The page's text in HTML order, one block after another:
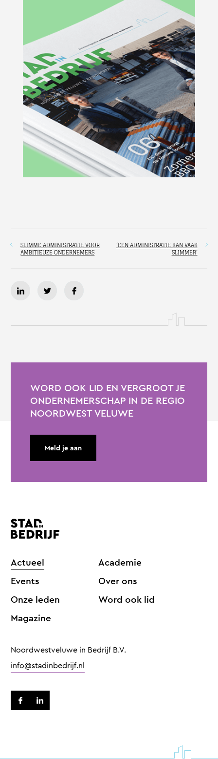
SLIMME ADMINISTRATIE VOOR
AMBITIEUZE ONDERNEMERS
‘EEN ADMINISTRATIE KAN VAAK
SLIMMER’
WORD OOK LID EN VERGROOT JE
ONDERNEMERSCHAP IN DE REGIO
NOORDWEST VELUWE
Meld je aan
Actueel
Events
Onze leden
Magazine
Academie
Over ons
Word ook lid
Noordwestveluwe in Bedrijf B.V.
info@stadinbedrijf.nl